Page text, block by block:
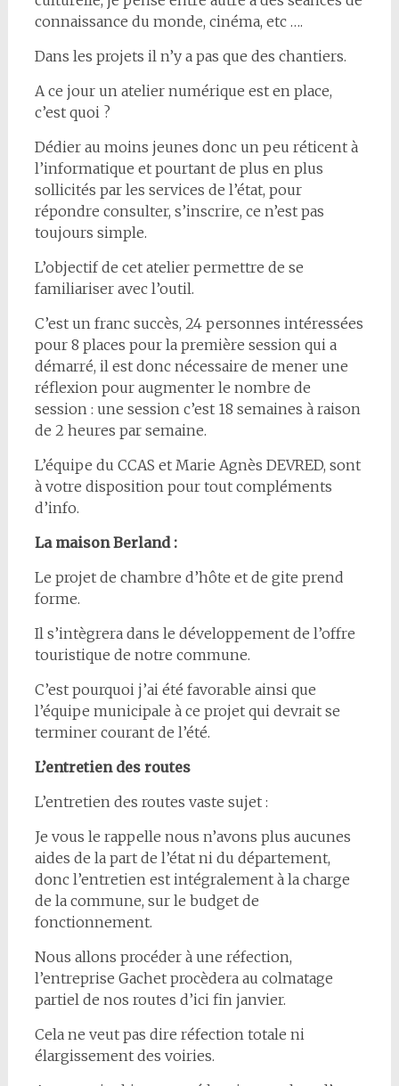
connaissance du monde, cinéma, etc ….
Dans les projets il n’y a pas que des chantiers.
A ce jour un atelier numérique est en place,
c’est quoi ?
Dédier au moins jeunes donc un peu réticent à
l’informatique et pourtant de plus en plus
sollicités par les services de l’état, pour
répondre consulter, s’inscrire, ce n’est pas
toujours simple.
L’objectif de cet atelier permettre de se
familiariser avec l’outil.
C’est un franc succès, 24 personnes intéressées
pour 8 places pour la première session qui a
démarré, il est donc nécessaire de mener une
réflexion pour augmenter le nombre de
session : une session c’est 18 semaines à raison
de 2 heures par semaine.
L’équipe du CCAS et Marie Agnès DEVRED, sont
à votre disposition pour tout compléments
d’info.
La maison Berland :
Le projet de chambre d’hôte et de gite prend
forme.
Il s’intègrera dans le développement de l’offre
touristique de notre commune.
C’est pourquoi j’ai été favorable ainsi que
l’équipe municipale à ce projet qui devrait se
terminer courant de l’été.
L’entretien des routes
L’entretien des routes vaste sujet :
Je vous le rappelle nous n’avons plus aucunes
aides de la part de l’état ni du département,
donc l’entretien est intégralement à la charge
de la commune, sur le budget de
fonctionnement.
Nous allons procéder à une réfection,
l’entreprise Gachet procèdera au colmatage
partiel de nos routes d’ici fin janvier.
Cela ne veut pas dire réfection totale ni
élargissement des voiries.